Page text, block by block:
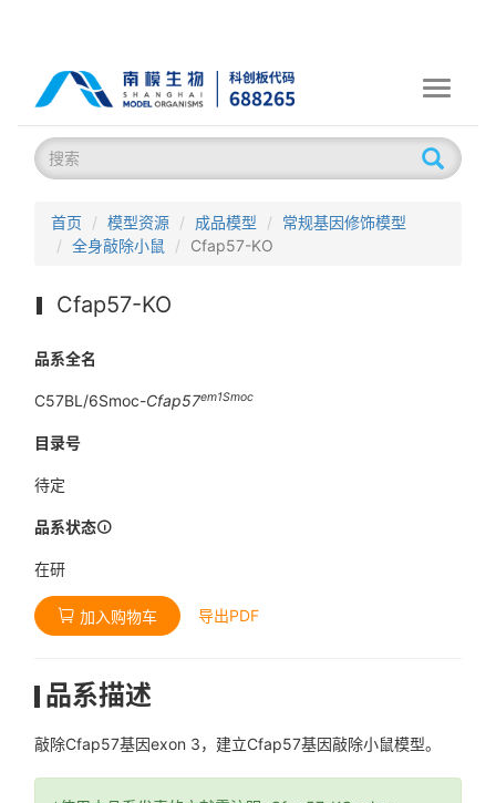
Toggle
首页 模型资源 成品模型
常规基因修饰模型
全身敲除小鼠
Cfap57-KO
Cfap57-KO
品系全名
C57BL/6Smoc-Cfap57em1Smoc
目录号
待定
品系状态
在研
加入购物车 导出PDF
品系描述
敲除Cfap57基因exon 3，建立Cfap57基因敲除小鼠模型。